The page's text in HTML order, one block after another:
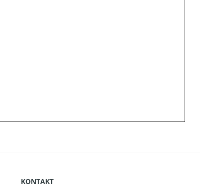
KONTAKT